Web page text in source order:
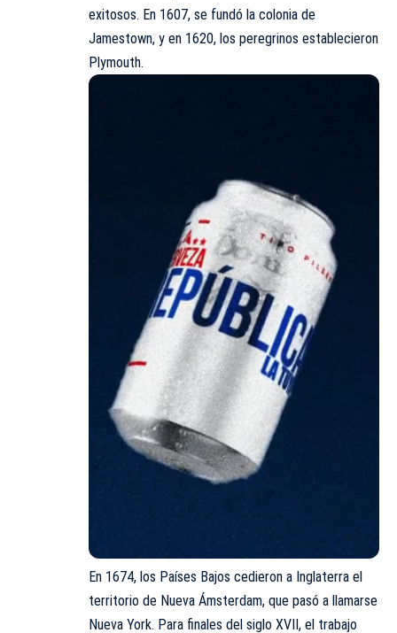
exitosos. En 1607, se fundó la colonia de
Jamestown, y en 1620, los peregrinos establecieron
Plymouth.
En 1674, los Países Bajos cedieron a Inglaterra el
territorio de Nueva Ámsterdam, que pasó a llamarse
Nueva York. Para finales del siglo XVII, el trabajo